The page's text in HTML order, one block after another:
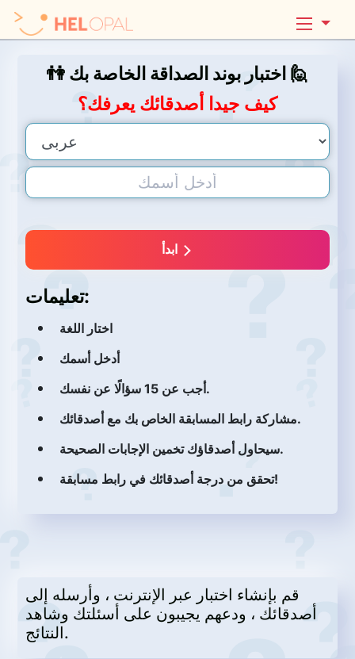
👫 اختبار بوند الصداقة الخاصة بك 🙋
كيف جيدا أصدقائك يعرفك؟
تعليمات:
اختار اللغة
أدخل أسمك
أجب عن 15 سؤالًا عن نفسك.
مشاركة رابط المسابقة الخاص بك مع أصدقائك.
سيحاول أصدقاؤك تخمين الإجابات الصحيحة.
تحقق من درجة أصدقائك في رابط مسابقة!
قم بإنشاء اختبار عبر الإنترنت ، وأرسله إلى
أصدقائك ، ودعهم يجيبون على أسئلتك وشاهد
النتائج.